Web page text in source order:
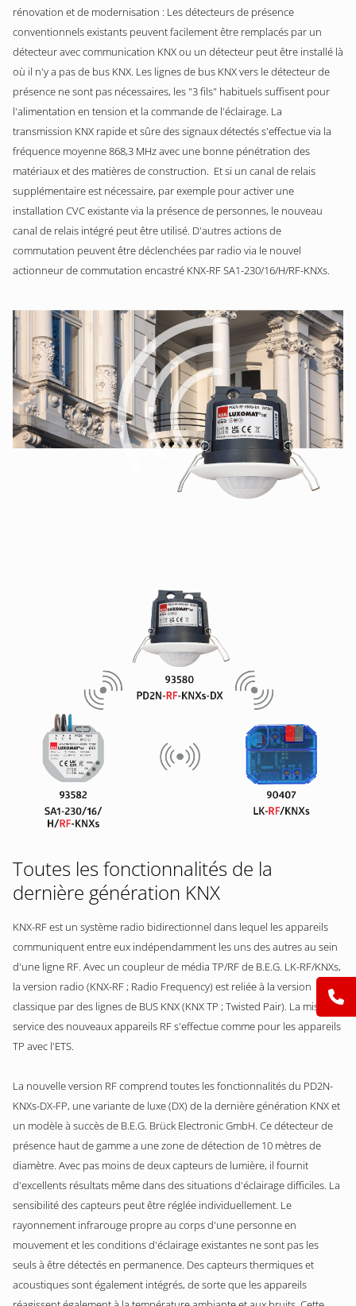
rénovation et de modernisation : Les détecteurs de présence
conventionnels existants peuvent facilement être remplacés par un
détecteur avec communication KNX ou un détecteur peut être installé là
où il n'y a pas de bus KNX. Les lignes de bus KNX vers le détecteur de
présence ne sont pas nécessaires, les "3 fils" habituels suffisent pour
l'alimentation en tension et la commande de l'éclairage. La
transmission KNX rapide et sûre des signaux détectés s'effectue via la
fréquence moyenne 868,3 MHz avec une bonne pénétration des
matériaux et des matières de construction. Et si un canal de relais
supplémentaire est nécessaire, par exemple pour activer une
installation CVC existante via la présence de personnes, le nouveau
canal de relais intégré peut être utilisé. D'autres actions de
commutation peuvent être déclenchées par radio via le nouvel
actionneur de commutation encastré KNX-RF SA1-230/16/H/RF-KNXs.
Toutes les fonctionnalités de la
dernière génération KNX
KNX-RF est un système radio bidirectionnel dans lequel les appareils
communiquent entre eux indépendamment les uns des autres au sein
d'une ligne RF. Avec un coupleur de média TP/RF de B.E.G. LK-RF/KNXs,
la version radio (KNX-RF ; Radio Frequency) est reliée à la version
classique par des lignes de BUS KNX (KNX TP ; Twisted Pair). La mise en
service des nouveaux appareils RF s'effectue comme pour les appareils
TP avec l'ETS.
La nouvelle version RF comprend toutes les fonctionnalités du PD2N-
KNXs-DX-FP, une variante de luxe (DX) de la dernière génération KNX et
un modèle à succès de B.E.G. Brück Electronic GmbH. Ce détecteur de
présence haut de gamme a une zone de détection de 10 mètres de
diamètre. Avec pas moins de deux capteurs de lumière, il fournit
d'excellents résultats même dans des situations d'éclairage difficiles. La
sensibilité des capteurs peut être réglée individuellement. Le
rayonnement infrarouge propre au corps d'une personne en
mouvement et les conditions d'éclairage existantes ne sont pas les
seuls à être détectés en permanence. Des capteurs thermiques et
acoustiques sont également intégrés, de sorte que les appareils